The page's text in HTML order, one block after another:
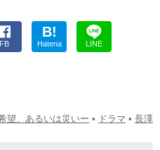
FB
B!
Hatena LINE
望、あるいは災いー • ドラマ • 長澤